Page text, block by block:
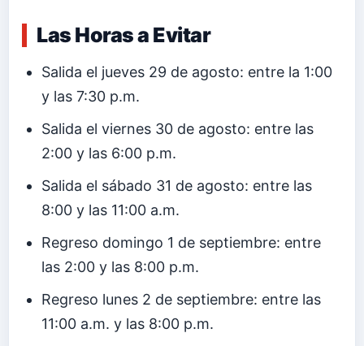
Las Horas a Evitar
Salida el jueves 29 de agosto: entre la 1:00
y las 7:30 p.m.
Salida el viernes 30 de agosto: entre las
2:00 y las 6:00 p.m.
Salida el sábado 31 de agosto: entre las
8:00 y las 11:00 a.m.
Regreso domingo 1 de septiembre: entre
las 2:00 y las 8:00 p.m.
Regreso lunes 2 de septiembre: entre las
11:00 a.m. y las 8:00 p.m.